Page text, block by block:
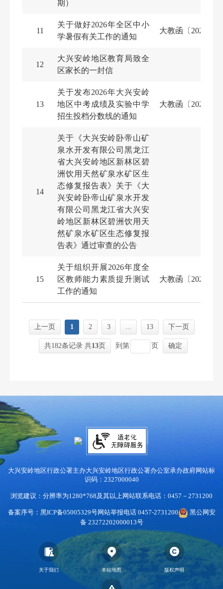
期）
11
关于做好2026年全区中小
学暑假有关工作的通知
大教函〔2026〕
12
大兴安岭地区教育局致全
区家长的一封信
13
关于发布2026年大兴安岭
地区中考成绩及实验中学
招生投档分数线的通知
大教函〔2026〕
14
关于《大兴安岭卧帝山矿
泉水开发有限公司黑龙江
省大兴安岭地区新林区碧
洲饮用天然矿泉水矿区生
态修复报告表》关于《大
兴安岭卧帝山矿泉水开发
有限公司黑龙江省大兴安
岭地区新林区碧洲饮用天
然矿泉水矿区生态修复报
告表》通过审查的公告
15
关于组织开展2026年度全
区教师能力素质提升测试
工作的通知
大教函〔2026〕
上一页 1 2 3 ... 13 下一页
共182条记录 共13页 到第 页 确定
大兴安岭地区行政公署主办大兴安岭地区行政公署办公室承办政府网站标
识码：2327000040
浏览建议：分辨率为1280*768及其以上 网站联系电话：0457－2731200
备案序号：黑ICP备05005329号网站举报电话 0457-2731200
黑公网安
备 23272202000013号
关于我们 本站地图 版权声明